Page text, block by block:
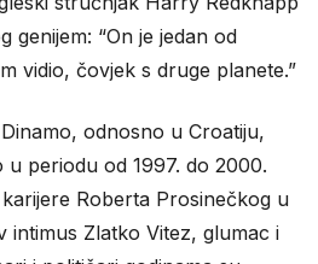
genijem: “On je jedan od
vidio, čovjek s druge planete.”
odnosno u Croatiju,
u periodu od 1997. do 2000.
Roberta Prosinečkog u
intimus Zlatko Vitez, glumac i